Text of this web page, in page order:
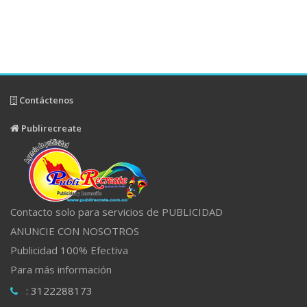
Contáctenos
Publirecreate
Contacto solo para servicios de PUBLICIDAD
ANUNCIE CON NOSOTROS
Publicidad 100% Efectiva
Para más información
: 3122288173